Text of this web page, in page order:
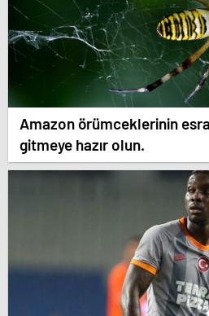
Amazon örümceklerinin
gitmeye hazır olun.